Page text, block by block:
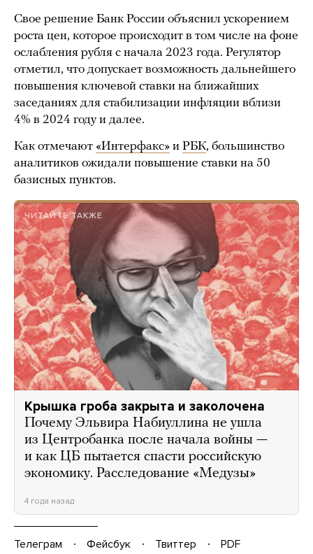
Свое решение Банк России объяснил ускорением
роста цен, которое происходит в том числе на фоне
ослабления рубля с начала 2023 года. Регулятор
отметил, что допускает возможность дальнейшего
повышения ключевой ставки на ближайших
заседаниях для стабилизации инфляции вблизи
4% в 2024 году и далее.
Как отмечают «Интерфакс» и РБК, большинство
аналитиков ожидали повышение ставки на 50
базисных пунктов.
ЧИТАЙТЕ ТАКЖЕ
Крышка гроба закрыта и заколочена
Почему Эльвира Набиуллина не ушла
из Центробанка после начала войны —
и как ЦБ пытается спасти российскую
экономику. Расследование «Медузы»
4 года назад
Телеграм Фейсбук Твиттер
PDF